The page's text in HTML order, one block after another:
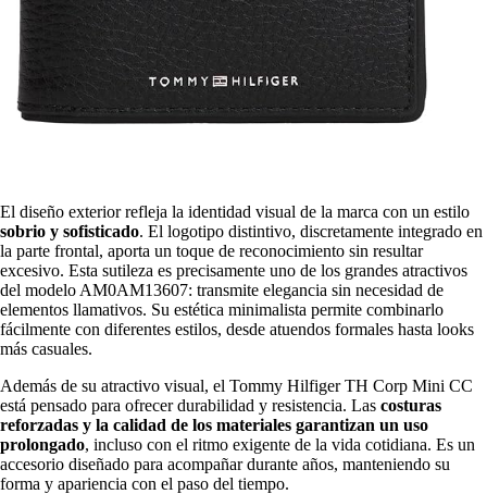
El diseño exterior refleja la identidad visual de la marca con un estilo
sobrio y sofisticado. El logotipo distintivo, discretamente integrado en
la parte frontal, aporta un toque de reconocimiento sin resultar
excesivo. Esta sutileza es precisamente uno de los grandes atractivos
del modelo AM0AM13607: transmite elegancia sin necesidad de
elementos llamativos. Su estética minimalista permite combinarlo
fácilmente con diferentes estilos, desde atuendos formales hasta looks
más casuales.
Además de su atractivo visual, el Tommy Hilfiger TH Corp Mini CC
está pensado para ofrecer durabilidad y resistencia. Las costuras
reforzadas y la calidad de los materiales garantizan un uso
prolongado, incluso con el ritmo exigente de la vida cotidiana. Es un
accesorio diseñado para acompañar durante años, manteniendo su
forma y apariencia con el paso del tiempo.